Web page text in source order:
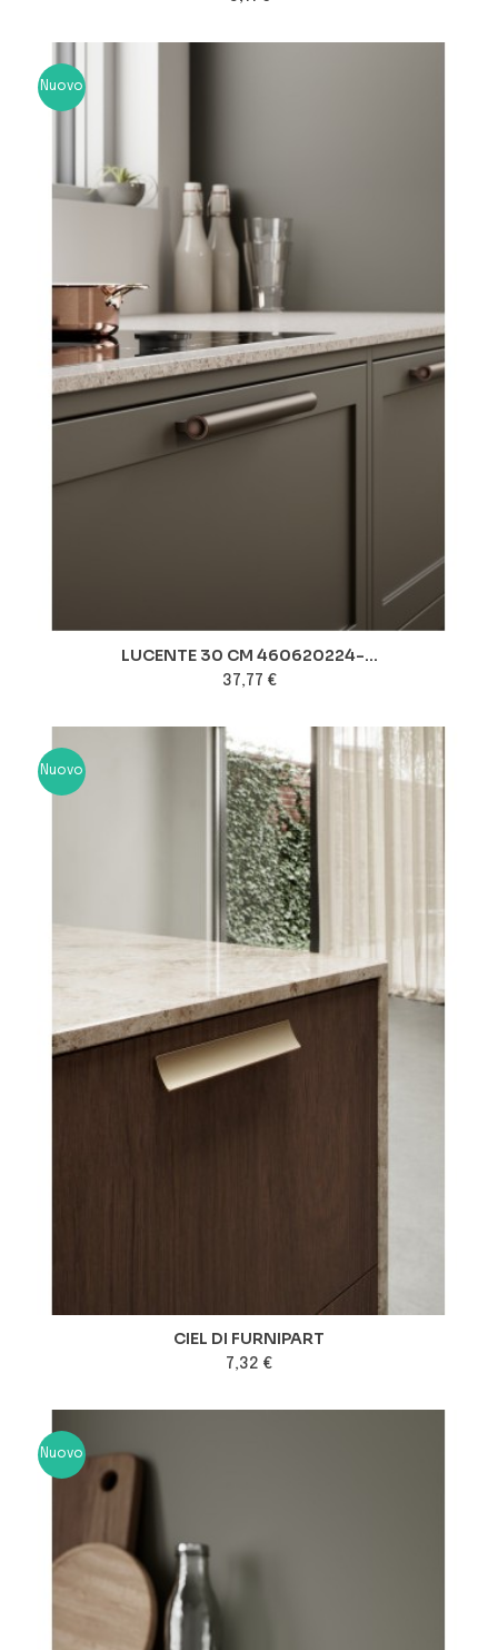
LUCENTE 30 CM 460620224-...
37,77 €
Nuovo
CIEL DI FURNIPART
7,32 €
Nuovo
Nuovo